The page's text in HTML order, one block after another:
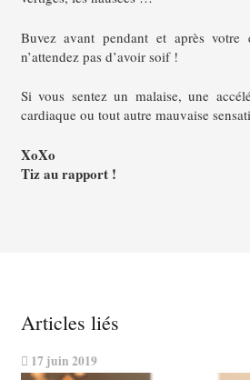
Buvez avant pendant et après votre
n’attendez pas d’avoir soif !
Si vous sentez un malaise, une
cardiaque ou tout autre mauvaise
XoXo
Tiz au rapport !
Articles liés
17 juin 2019